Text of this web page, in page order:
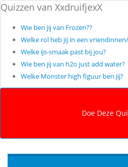
Quizzen van XxdruifjexX
Wie ben jij van Frozen??
Welke rol heb jij in een
Welke ijs-smaak past bij jou?
Wie ben jij van h2o just add water?
Welke Monster high figuur ben jij?